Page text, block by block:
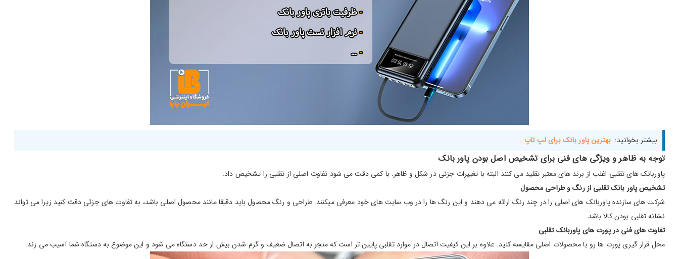
بیشتر بخوانید: بهترین پاور بانک برای لپ تاپ
توجه به ظاهر و ویژگی های فنی برای تشخیص اصل بودن پاور بانک
پاوربانک های تقلبی اغلب از برند های معتبر تقلید می کنند البته با تغییرات جزئی در شکل و ظاهر. با کمی دقت می شود تفاوت اصلی از تقلبی را تشخیص داد.
تشخیص پاور بانک تقلبی از رنگ و طراحی محصول
شرکت های سازنده پاوربانک های اصلی را در چند رنگ ارائه می دهند و این رنگ ها را در وب سایت های خود معرفی میکنند. طراحی و رنگ محصول باید دقیقا مانند محصول اصلی باشد، به تفاوت های جزئی دقت کنید زیرا می تواند
نشانه تقلبی بودن کالا باشد.
تفاوت های فنی در پورت های پاوربانک تقلبی
محل قرار گیری پورت ها رو با محصولات اصلی مقایسه کنید. علاوه بر این کیفیت اتصال در موارد تقلبی پایین تر است که منجر به اتصال ضعیف و گرم شدن بیش از حد دستگاه می شود و این موضوع به دستگاه شما آسیب می زند.